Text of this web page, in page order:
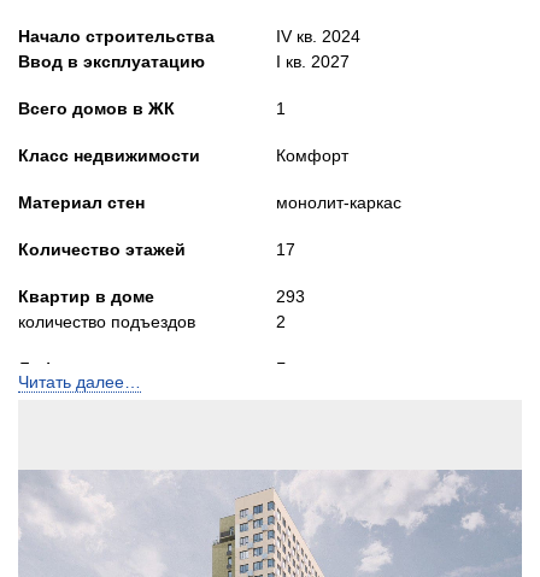
Начало строительства
Ввод в эксплуатацию
Всего домов в ЖК
Класс недвижимости
Материал стен
Количество этажей
Квартир в доме
количество подъездов
Лифты
IV кв. 2024
I кв. 2027
1
Комфорт
монолит-каркас
17
293
2
Грузопассажирские
Застройщик: ООО СЗ ЧЕТВЕРТЫЙ КВАРТАЛ (ГК «В72»)
Читать далее…